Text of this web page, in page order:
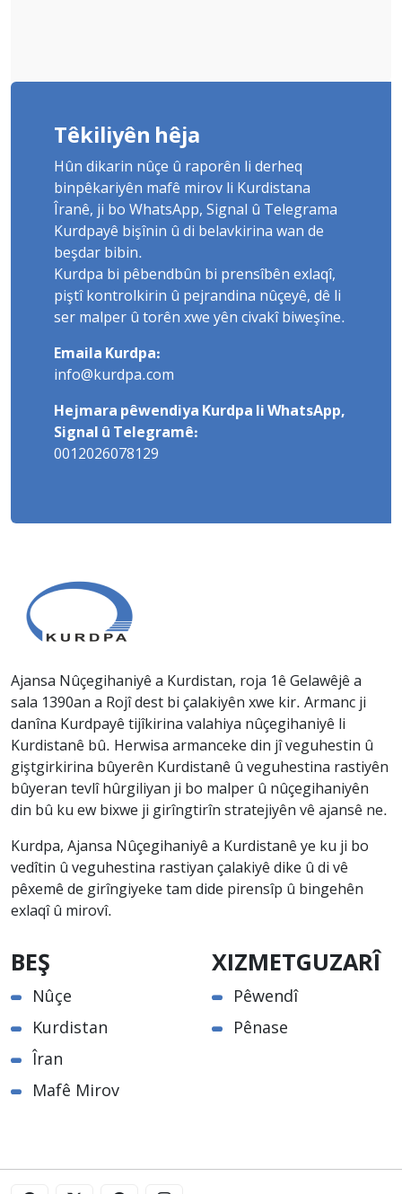
Têkiliyên hêja
Hûn dikarin nûçe û raporên li derheq
binpêkariyên mafê mirov li Kurdistana
Îranê, ji bo WhatsApp, Signal û Telegrama
Kurdpayê bişînin û di belavkirina wan de
beşdar bibin.
Kurdpa bi pêbendbûn bi prensîbên exlaqî,
piştî kontrolkirin û pejrandina nûçeyê, dê li
ser malper û torên xwe yên civakî biweşîne.
Emaila Kurdpa:
info@kurdpa.com
Hejmara pêwendiya Kurdpa li WhatsApp,
Signal û Telegramê:
0012026078129
Ajansa Nûçegihaniyê a Kurdistan, roja 1ê Gelawêjê a
sala 1390an a Rojî dest bi çalakiyên xwe kir. Armanc ji
danîna Kurdpayê tijîkirina valahiya nûçegihaniyê li
Kurdistanê bû. Herwisa armanceke din jî veguhestin û
giştgirkirina bûyerên Kurdistanê û veguhestina rastiyên
bûyeran tevlî hûrgiliyan ji bo malper û nûçegihaniyên
din bû ku ew bixwe ji girîngtirîn stratejiyên vê ajansê ne.
Kurdpa, Ajansa Nûçegihaniyê a Kurdistanê ye ku ji bo
vedîtin û veguhestina rastiyan çalakiyê dike û di vê
pêxemê de girîngiyeke tam dide pirensîp û bingehên
exlaqî û mirovî.
BEŞ
Nûçe
Kurdistan
Îran
Mafê Mirov
XIZMETGUZARÎ
Pêwendî
Pênase